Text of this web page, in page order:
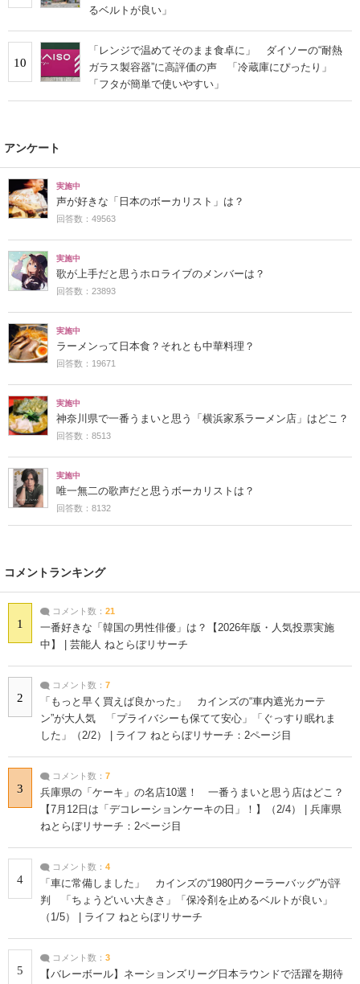
るベルトが良い」
10
「レンジで温めてそのまま食卓に」 ダイソーの“耐熱
ガラス製容器”に高評価の声 「冷蔵庫にぴったり」
「フタが簡単で使いやすい」
アンケート
実施中
声が好きな「日本のボーカリスト」は？
回答数：49563
実施中
歌が上手だと思うホロライブのメンバーは？
回答数：23893
実施中
ラーメンって日本食？それとも中華料理？
回答数：19671
実施中
神奈川県で一番うまいと思う「横浜家系ラーメン店」はどこ？
回答数：8513
実施中
唯一無二の歌声だと思うボーカリストは？
回答数：8132
コメントランキング
1
コメント数： 21
一番好きな「韓国の男性俳優」は？【2026年版・人気投票実施
中】 | 芸能人 ねとらぼリサーチ
2
コメント数： 7
「もっと早く買えば良かった」 カインズの“車内遮光カーテ
ン”が大人気 「プライバシーも保てて安心」「ぐっすり眠れま
した」（2/2） | ライフ ねとらぼリサーチ：2ページ目
3
コメント数： 7
兵庫県の「ケーキ」の名店10選！ 一番うまいと思う店はどこ？
【7月12日は「デコレーションケーキの日」！】（2/4） | 兵庫県
ねとらぼリサーチ：2ページ目
4
コメント数： 4
「車に常備しました」 カインズの“1980円クーラーバッグ”が評
判 「ちょうどいい大きさ」「保冷剤を止めるベルトが良い」
（1/5） | ライフ ねとらぼリサーチ
5
コメント数： 3
【バレーボール】ネーションズリーグ日本ラウンドで活躍を期待